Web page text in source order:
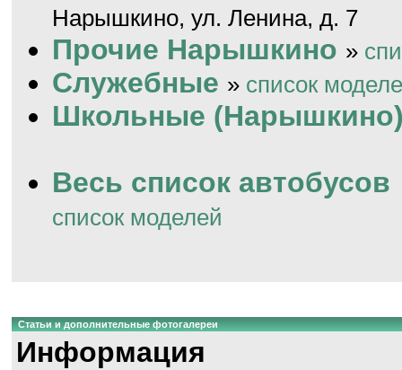
Нарышкино, ул. Ленина, д. 7
Прочие Нарышкино »
Служебные » список
Школьные
Весь список автобусов
список моделей
Статьи и дополнительные фотогалереи
Информация